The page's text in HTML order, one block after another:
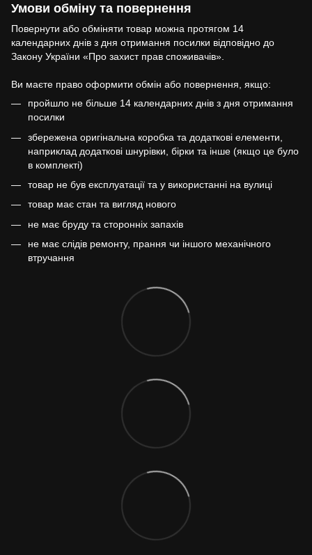
Умови обміну та повернення
Повернути або обміняти товар можна протягом 14
календарних днів з дня отримання посилки відповідно до
Закону України «Про захист прав споживачів».
Ви маєте право оформити обмін або повернення, якщо:
пройшло не більше 14 календарних днів з дня отримання
посилки
збережена оригінальна коробка та додаткові елементи,
наприклад додаткові шнурівки, бірки та інше (якщо це було
в комплекті)
товар не був експлуатації та у використанні на вулиці
товар має стан та вигляд нового
не має бруду та сторонніх запахів
не має слідів ремонту, прання чи іншого механічного
втручання